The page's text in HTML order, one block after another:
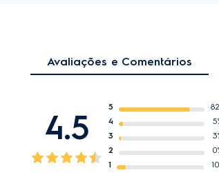
Avaliações e Comentários
4.5
5
4
3
2
1